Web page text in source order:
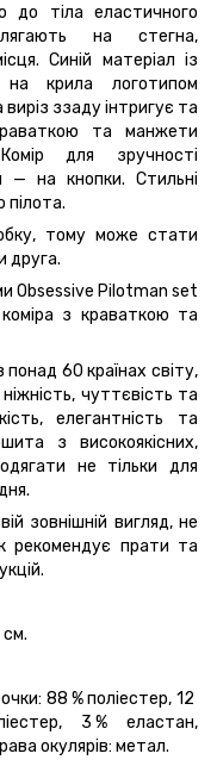
до тіла еластичного
на стегна,
Синій матеріал із
крила логотипом
ззаду інтригує та
та манжети
для зручності
— на кнопки. Стильні
пілота.
тому може стати
друга.
Obsessive Pilotman set
з краваткою та
понад 60 країнах світу,
чуттєвість та
елегантність та
з високоякісних,
не тільки для
зовнішній вигляд, не
рекомендує прати та
см.
88 % поліестер, 12
3 % еластан,
окулярів: метал.